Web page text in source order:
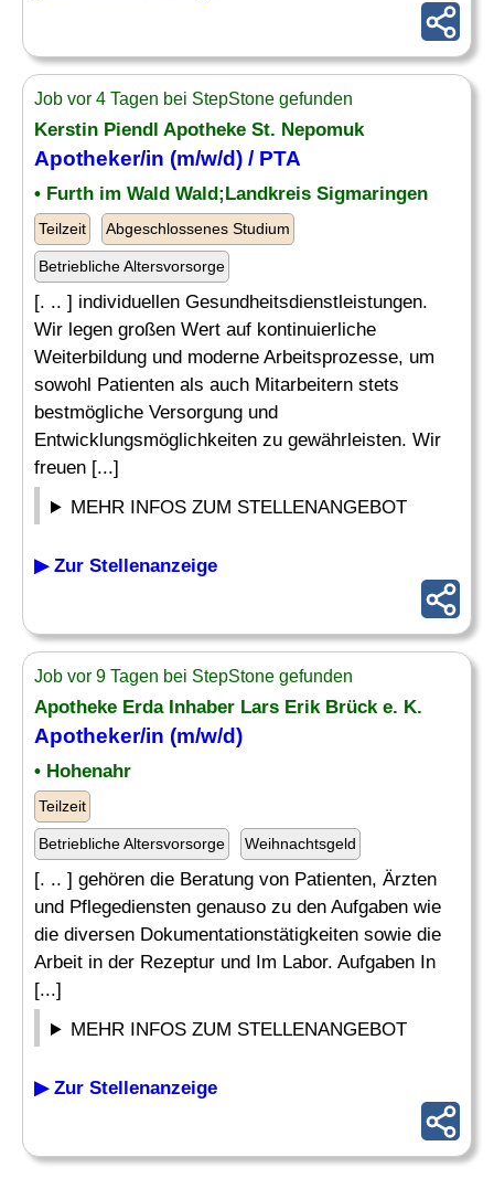
Job vor 4 Tagen bei StepStone gefunden
Kerstin Piendl Apotheke St. Nepomuk
Apotheker/in (m/w/d) / PTA
• Furth im Wald Wald;Landkreis Sigmaringen
Teilzeit Abgeschlossenes Studium
Betriebliche Altersvorsorge
[. .. ] individuellen Gesundheitsdienstleistungen.
Wir legen großen Wert auf kontinuierliche
Weiterbildung und moderne Arbeitsprozesse, um
sowohl Patienten als auch Mitarbeitern stets
bestmögliche Versorgung und
Entwicklungsmöglichkeiten zu gewährleisten. Wir
freuen [...]
MEHR INFOS ZUM STELLENANGEBOT
▶ Zur Stellenanzeige
Job vor 9 Tagen bei StepStone gefunden
Apotheke Erda Inhaber Lars Erik Brück e. K.
Apotheker/in (m/w/d)
• Hohenahr
Teilzeit
Betriebliche Altersvorsorge Weihnachtsgeld
[. .. ] gehören die Beratung von Patienten, Ärzten
und Pflegediensten genauso zu den Aufgaben wie
die diversen Dokumentationstätigkeiten sowie die
Arbeit in der Rezeptur und Im Labor. Aufgaben In
[...]
MEHR INFOS ZUM STELLENANGEBOT
▶ Zur Stellenanzeige